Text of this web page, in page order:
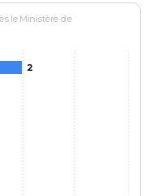
le Ministère de
2